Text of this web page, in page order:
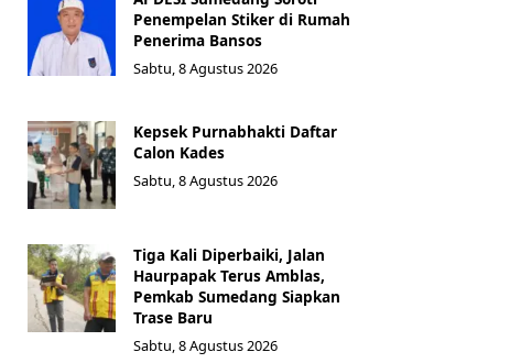
Penempelan Stiker di Rumah
Penerima Bansos
Sabtu, 8 Agustus 2026
Kepsek Purnabhakti Daftar
Calon Kades
Sabtu, 8 Agustus 2026
Tiga Kali Diperbaiki, Jalan
Haurpapak Terus Amblas,
Pemkab Sumedang Siapkan
Trase Baru
Sabtu, 8 Agustus 2026